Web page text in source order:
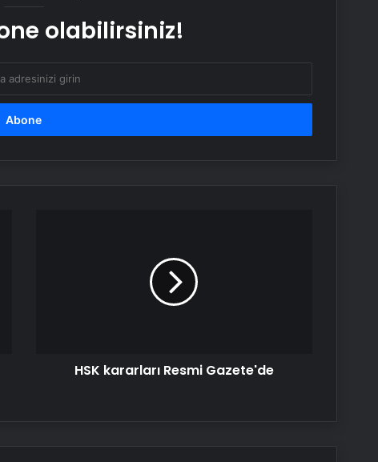
Ankara halı yıkama
olabilirsiniz!
HSK kararları Resmi Gazete'de